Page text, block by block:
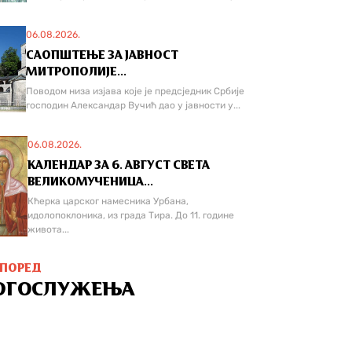
06.08.2026.
САОПШТЕЊЕ ЗА ЈАВНОСТ
МИТРОПОЛИЈЕ...
Поводом низа изјава које је предсједник Србије
господин Александар Вучић дао у јавности у...
06.08.2026.
КАЛЕНДАР ЗА 6. АВГУСТ СВЕТА
ВЕЛИКОМУЧЕНИЦА...
Кћерка царског намесника Урбана,
идолопоклоника, из града Тира. До 11. године
живота...